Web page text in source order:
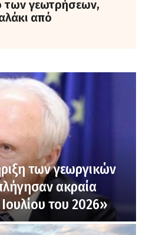
των γεωτρήσεων,
από
των γεωργικών
ακραία
του 2026»